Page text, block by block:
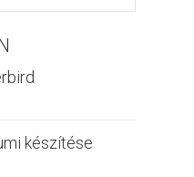
készítése